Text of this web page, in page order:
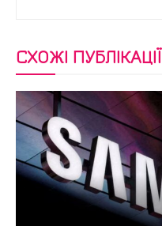
СХОЖІ ПУБЛІКАЦІЇ